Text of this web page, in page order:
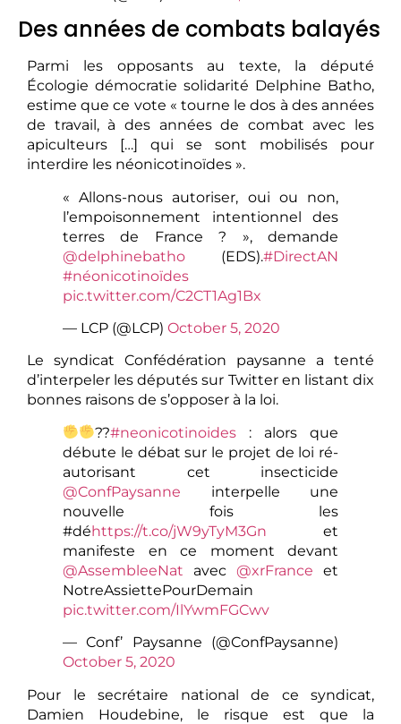
Des années de combats balayés
Parmi les opposants au texte, la député
Écologie démocratie solidarité Delphine Batho,
estime que ce vote « tourne le dos à des années
de travail, à des années de combat avec les
apiculteurs […] qui se sont mobilisés pour
interdire les néonicotinoïdes ».
« Allons-nous autoriser, oui ou non,
l’empoisonnement intentionnel des
terres de France ? », demande
@delphinebatho (EDS).#DirectAN
#néonicotinoïdes
pic.twitter.com/C2CT1Ag1Bx
— LCP (@LCP) October 5, 2020
Le syndicat Confédération paysanne a tenté
d’interpeler les députés sur Twitter en listant dix
bonnes raisons de s’opposer à la loi.
??#neonicotinoides : alors que
débute le débat sur le projet de loi ré-
autorisant cet insecticide
@ConfPaysanne interpelle une
nouvelle fois les
#déhttps://t.co/jW9yTyM3Gn et
manifeste en ce moment devant
@AssembleeNat avec @xrFrance et
NotreAssiettePourDemain
pic.twitter.com/IlYwmFGCwv
— Conf’ Paysanne (@ConfPaysanne)
October 5, 2020
Pour le secrétaire national de ce syndicat,
Damien Houdebine, le risque est que la